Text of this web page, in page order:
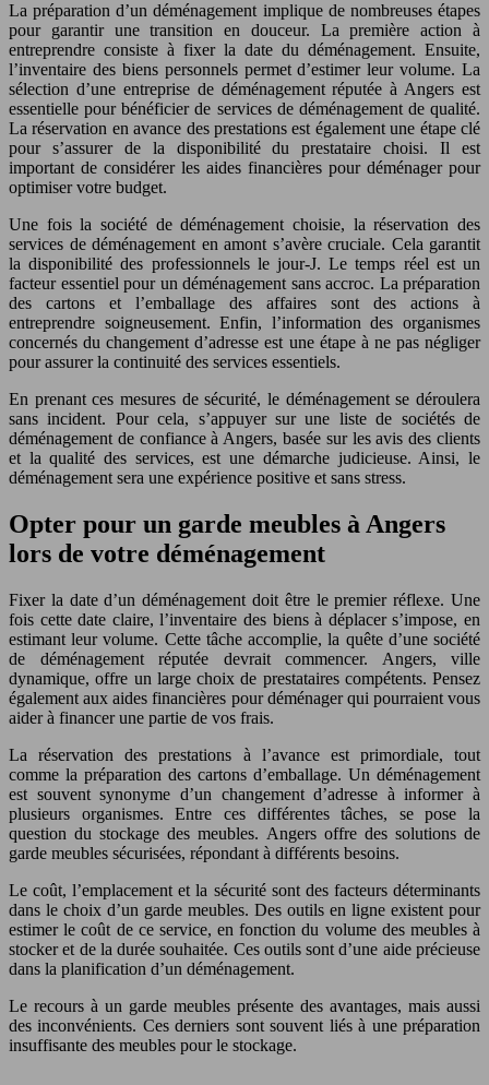
La préparation d’un déménagement implique de nombreuses étapes
pour garantir une transition en douceur. La première action à
entreprendre consiste à fixer la date du déménagement. Ensuite,
l’inventaire des biens personnels permet d’estimer leur volume. La
sélection d’une entreprise de déménagement réputée à Angers est
essentielle pour bénéficier de services de déménagement de qualité.
La réservation en avance des prestations est également une étape clé
pour s’assurer de la disponibilité du prestataire choisi. Il est
important de considérer les aides financières pour déménager pour
optimiser votre budget.
Une fois la société de déménagement choisie, la réservation des
services de déménagement en amont s’avère cruciale. Cela garantit
la disponibilité des professionnels le jour-J. Le temps réel est un
facteur essentiel pour un déménagement sans accroc. La préparation
des cartons et l’emballage des affaires sont des actions à
entreprendre soigneusement. Enfin, l’information des organismes
concernés du changement d’adresse est une étape à ne pas négliger
pour assurer la continuité des services essentiels.
En prenant ces mesures de sécurité, le déménagement se déroulera
sans incident. Pour cela, s’appuyer sur une liste de sociétés de
déménagement de confiance à Angers, basée sur les avis des clients
et la qualité des services, est une démarche judicieuse. Ainsi, le
déménagement sera une expérience positive et sans stress.
Opter pour un garde meubles à Angers
lors de votre déménagement
Fixer la date d’un déménagement doit être le premier réflexe. Une
fois cette date claire, l’inventaire des biens à déplacer s’impose, en
estimant leur volume. Cette tâche accomplie, la quête d’une société
de déménagement réputée devrait commencer. Angers, ville
dynamique, offre un large choix de prestataires compétents. Pensez
également aux aides financières pour déménager qui pourraient vous
aider à financer une partie de vos frais.
La réservation des prestations à l’avance est primordiale, tout
comme la préparation des cartons d’emballage. Un déménagement
est souvent synonyme d’un changement d’adresse à informer à
plusieurs organismes. Entre ces différentes tâches, se pose la
question du stockage des meubles. Angers offre des solutions de
garde meubles sécurisées, répondant à différents besoins.
Le coût, l’emplacement et la sécurité sont des facteurs déterminants
dans le choix d’un garde meubles. Des outils en ligne existent pour
estimer le coût de ce service, en fonction du volume des meubles à
stocker et de la durée souhaitée. Ces outils sont d’une aide précieuse
dans la planification d’un déménagement.
Le recours à un garde meubles présente des avantages, mais aussi
des inconvénients. Ces derniers sont souvent liés à une préparation
insuffisante des meubles pour le stockage.